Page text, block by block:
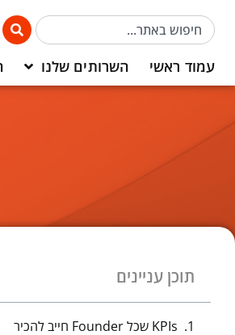
עמוד ראשי השרותים שלנו
תוכן עניינים
KPIs שכל Founder חייב להכיר